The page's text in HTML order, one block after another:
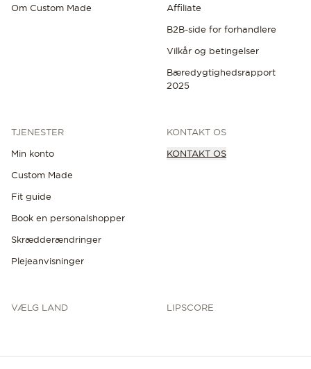
Om Custom Made
Affiliate
B2B-side for forhandlere
Vilkår og betingelser
Bæredygtighedsrapport
2025
TJENESTER
Min konto
Custom Made
Fit guide
Book en personalshopper
Skrædderændringer
Plejeanvisninger
KONTAKT OS
KONTAKT OS
VÆLG LAND LIPSCORE